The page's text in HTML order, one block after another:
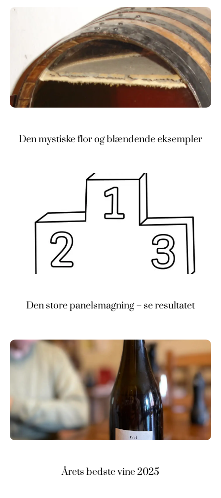
Den mystiske flor og blændende eksempler
Den store panelsmagning – se resultatet
Årets bedste vine 2025